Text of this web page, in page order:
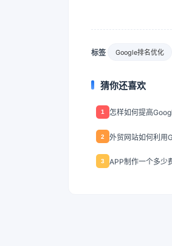
标签 Google排名优化
猜你还喜欢
1 怎样如何提高
2 外贸网站如何利用
3 APP制作一个多少